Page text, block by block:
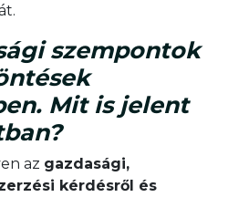
szempontok
Mit is jelent
az gazdasági,
kérdésről és